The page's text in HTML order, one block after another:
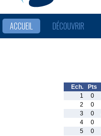
ACCUEIL DÉCOUVRIR
Ech. Pts
1
0
2
0
3
0
4
0
5
0